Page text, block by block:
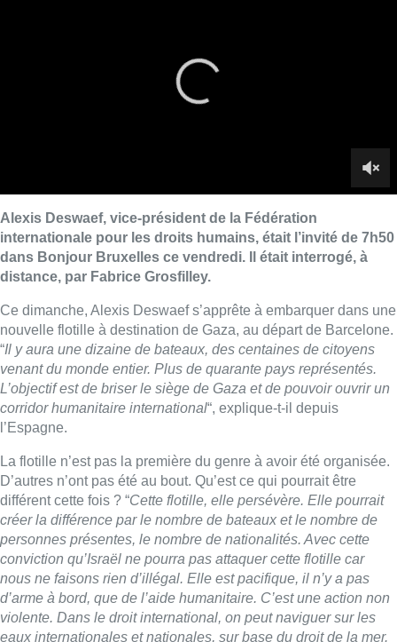
Ce dimanche, Alexis Deswaef s’apprête à embarquer dans une
nouvelle flotille à destination de Gaza, au départ de Barcelone.
L’objectif est de briser le siège de Gaza et de pouvoir ouvrir un
La flotille n’est pas la première du genre à avoir été organisée.
D’autres n’ont pas été au bout. Qu’est ce qui pourrait être
différent cette fois ? “Cette flotille, elle persévère. Elle pourrait
créer la différence par le nombre de bateaux et le nombre de
personnes présentes, le nombre de nationalités. Avec cette
conviction qu’Israël ne pourra pas attaquer cette flotille car
nous ne faisons rien d’illégal. Elle est pacifique, il n’y a pas
d’arme à bord, que de l’aide humanitaire. C’est une action non
violente. Dans le droit international, on peut naviguer sur les
eaux internationales et nationales, sur base du droit de la mer.
Parce que c’est pacifique et non violent. Et même quand il y a
un blocus, le droit international permet d’apporter de l’aide
humanitaire à une population en détresse.”
Pour Alexis Deswaef, le monde politique doit prendre ses
responsabilités. “
La question maintenant, c’est comment nos
gouvernements vont se positionner ? (…) On voit que les pays
européens sont tétanisés face au gouvernement d’extrême-
droite de Netanyahou et n’osent pas agir.
Outrer apporter de l’aide humanitaire à la population sur place,
la flotille a aussi d’autres revendications.“La première